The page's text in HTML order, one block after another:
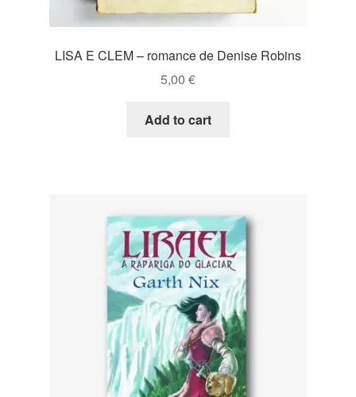
LISA E CLEM – romance de Denise Robins
5,00 €
Add to cart